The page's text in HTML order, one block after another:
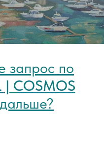
запрос по
| COSMOS